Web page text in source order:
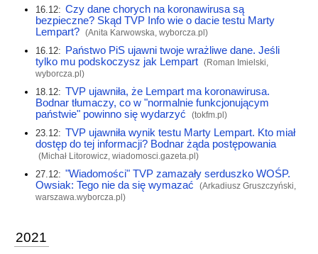
16.12: Czy dane chorych na koronawirusa są
bezpieczne? Skąd TVP Info wie o dacie testu Marty
Lempart? (Anita Karwowska, wyborcza.pl)
16.12: Państwo PiS ujawni twoje wrażliwe dane. Jeśli
tylko mu podskoczysz jak Lempart (Roman Imielski,
wyborcza.pl)
18.12: TVP ujawniła, że Lempart ma koronawirusa.
Bodnar tłumaczy, co w "normalnie funkcjonującym
państwie" powinno się wydarzyć
(tokfm.pl)
23.12: TVP ujawniła wynik testu Marty Lempart. Kto miał
dostęp do tej informacji? Bodnar żąda postępowania
(Michał Litorowicz, wiadomosci.gazeta.pl)
27.12: "Wiadomości" TVP zamazały serduszko WOŚP.
Owsiak: Tego nie da się wymazać
(Arkadiusz Gruszczyński,
warszawa.wyborcza.pl)
2021